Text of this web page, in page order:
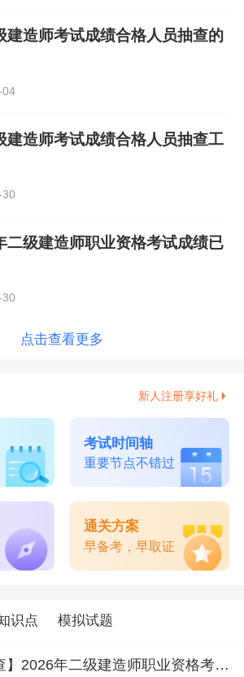
建造师考试成绩合格人员抽查的
04
建造师考试成绩合格人员抽查工
二级建造师职业资格考试成绩已
点击查看更多
新人注册享好礼
考试时间轴
重要节点不错过
通关方案
早备考，早取证
识点 模拟试题
【速查】2026年二级建造师职业资格考试成绩已公布！